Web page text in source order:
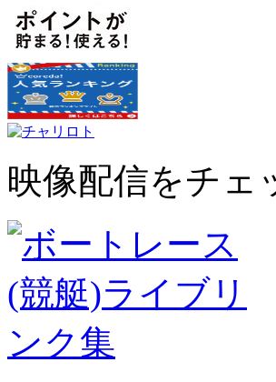
映像配信をチェ